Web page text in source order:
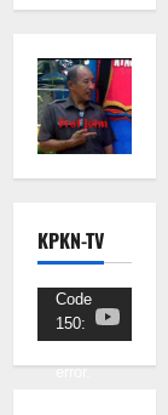
KPKN-TV
Pemutar
Video
Code
150:
error.